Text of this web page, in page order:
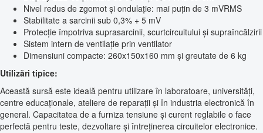
Nivel redus de zgomot și ondulație: mai puțin de 3 mVRMS
Stabilitate a sarcinii sub 0,3% + 5 mV
Protecție împotriva suprasarcinii, scurtcircuitului și supraîncălzirii
Sistem intern de ventilație prin ventilator
Dimensiuni compacte: 260x150x160 mm și greutate de 6 kg
Utilizări tipice:
Această sursă este ideală pentru utilizare în laboratoare, universități,
centre educaționale, ateliere de reparații și în industria electronică în
general. Capacitatea de a furniza tensiune și curent reglabile o face
perfectă pentru teste, dezvoltare și întreținerea circuitelor electronice.